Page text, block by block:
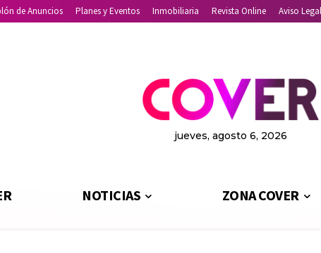
de Anuncios Planes y Eventos Inmobiliaria Revista Online Aviso Legal
jueves, agosto 6, 2026
NOTICIAS ZONA COVER